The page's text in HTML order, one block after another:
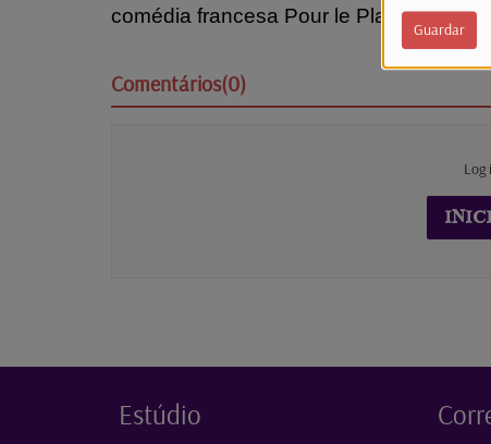
Guardar
comédia francesa Pour le Plaisir.
Comentários(0)
Log
Estúdio